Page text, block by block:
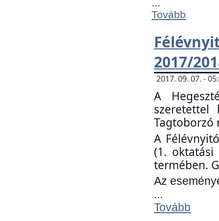
Tovább
2017/
2017. 09. 07. -
A
Tagtoborzó
A
(1. oktatási
termében.
Az
...
Tovább